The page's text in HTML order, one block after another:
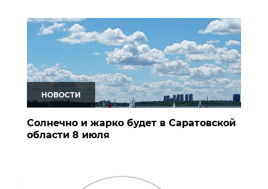
НОВОСТИ
Солнечно и жарко будет в Саратовской
области 8 июля